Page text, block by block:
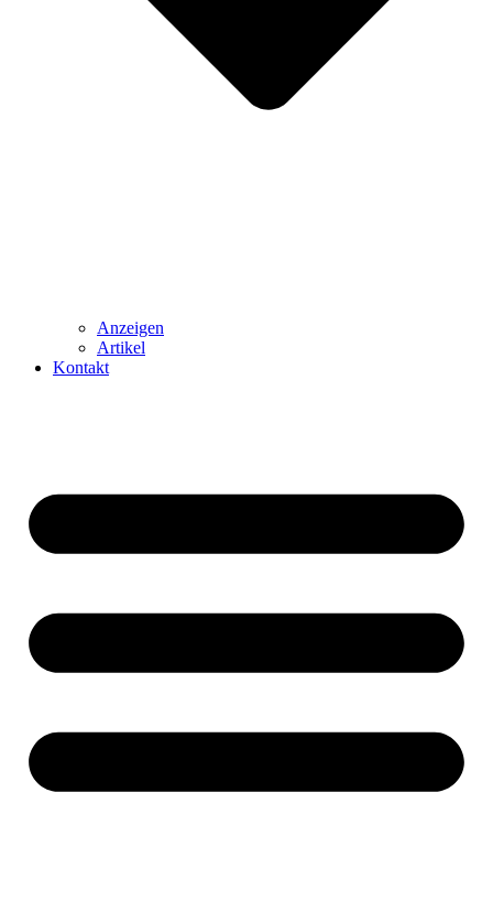
Anzeigen
Artikel
Kontakt